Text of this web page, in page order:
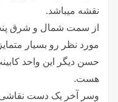
نقشه میباشد.
از سمت شمال و شرق
مورد نظر رو بسیار
هست.
وسر آخر یک دست نقاشی